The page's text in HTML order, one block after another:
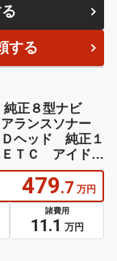
する
正８型ナビ
ランスソナー
ヘッド 純正１
ＴＣ アイドリ
479.7 万円
諸費用
11.1 万円